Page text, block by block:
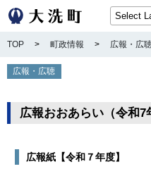
TOP > 町政情報 > 広報・広
広報・広聴
広報おおあらい（令和7
広報紙【令和７年度】